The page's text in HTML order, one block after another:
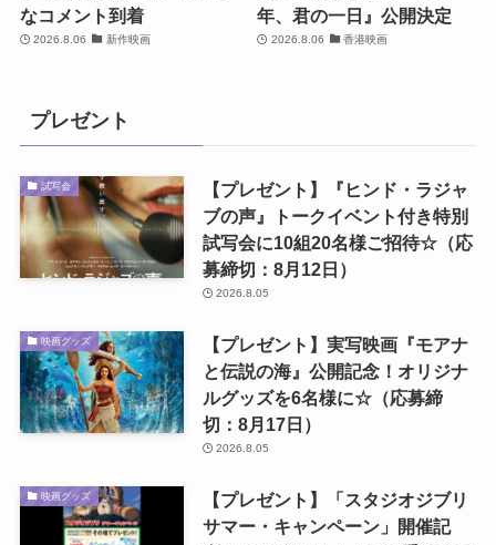
なコメント到着
2026.8.06 新作映画
年、君の一日』公開決定
2026.8.06 香港映画
プレゼント
試写会
【プレゼント】『ヒンド・ラジャ
ブの声』トークイベント付き特別
試写会に10組20名様ご招待☆（応
募締切：8月12日）
2026.8.05
映画グッズ
【プレゼント】実写映画『モアナ
と伝説の海』公開記念！オリジナ
ルグッズを6名様に☆（応募締
切：8月17日）
2026.8.05
映画グッズ
【プレゼント】「スタジオジブリ
サマー・キャンペーン」開催記